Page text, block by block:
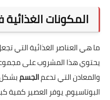
المكونات
ما هي العناصر الغذائية التي
يحتوي هذا المشروب على
والمعادن التي تدعمالجسم
البوتاسيوم، يوفر العصير كمية